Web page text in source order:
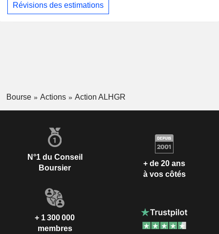
Révisions des estimations
Bourse Actions Action ALHGR
N°1 du Conseil
Boursier
+ de 20 ans
à vos côtés
+ 1 300 000
membres